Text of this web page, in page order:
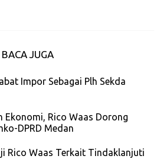
BACA JUGA
Impor Sebagai Plh Sekda
Ekonomi, Rico Waas Dorong
DPRD Medan
Rico Waas Terkait Tindaklanjuti